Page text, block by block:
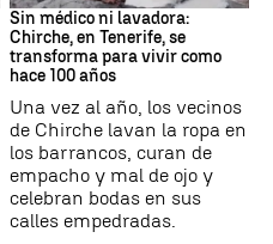
Sin médico ni lavadora:
Chirche, en Tenerife, se
transforma para vivir como
hace 100 años
Una vez al año, los vecinos
de Chirche lavan la ropa en
los barrancos, curan de
empacho y mal de ojo y
celebran bodas en sus
calles empedradas.